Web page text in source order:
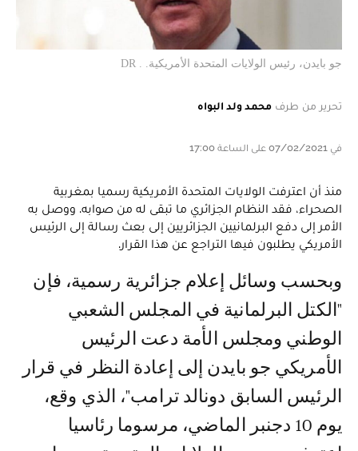
جو بايدن، رئيس الولايات المتحدة الأمريكية. . DR
تحرير من طرف محمد ولد البواه
في 07/02/2021 على الساعة 17:00
منذ أن اعترفت الولايات المتحدة الأمريكية رسميا بمغربية
الصحراء، فقد النظام الجزائري ما تبقى له من صوابه. ووصل به
الأمر إلى دفع البرلمانيين الجزائريين إلى بعث رسالة إلى الرئيس
الأمريكي يطلبون فيها التراجع عن هذا القرار.
وبحسب وسائل إعلام جزائرية رسمية، فإن
"الكتل البرلمانية في المجلس الشعبي
الوطني ومجلس الأمة دعت الرئيس
الأمريكي جو بايدن إلى إعادة النظر في قرار
الرئيس السابق دونالد ترامب"، الذي وقع،
يوم 10 دجنبر الماضي، مرسوما رئاسيا